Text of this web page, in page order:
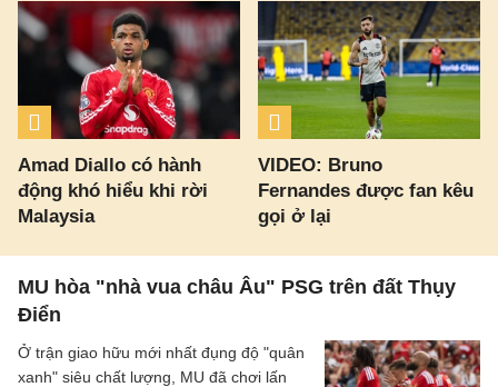
Amad Diallo có hành
động khó hiểu khi rời
Malaysia
VIDEO: Bruno
Fernandes được fan kêu
gọi ở lại
MU hòa "nhà vua châu Âu" PSG trên đất Thụy
Điển
Ở trận giao hữu mới nhất đụng độ "quân
xanh" siêu chất lượng, MU đã chơi lấn